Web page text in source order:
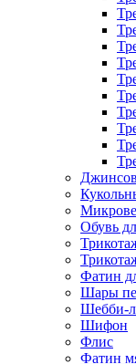
Обувь
Фатин
Шары
Шебби-
Шифон
Флис
Фатин